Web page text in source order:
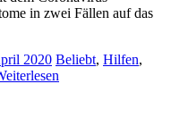
in zwei Fällen auf das
2020 Beliebt, Hilfen,